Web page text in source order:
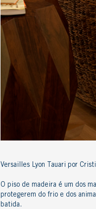
Versailles Lyon Tauari por
O piso de madeira é um dos
protegerem do frio e dos
batida.